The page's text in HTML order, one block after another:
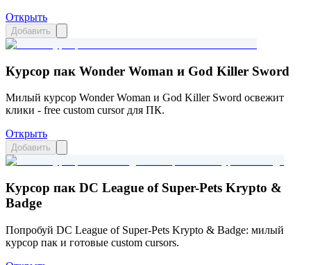
Открыть
Добавить
Курсор пак Wonder Woman и God Killer Sword
Милый курсор Wonder Woman и God Killer Sword освежит
клики - free custom cursor для ПК.
Открыть
Добавить
Курсор пак DC League of Super-Pets Krypto &
Badge
Попробуй DC League of Super-Pets Krypto & Badge: милый
курсор пак и готовые custom cursors.